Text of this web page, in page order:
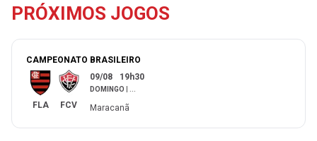
PRÓXIMOS JOGOS
CAMPEONATO BRASILEIRO
FLA FCV
09/08 19h30
DOMINGO
Maracanã